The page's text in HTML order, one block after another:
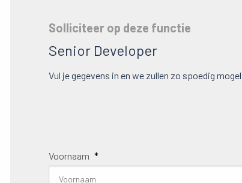
Solliciteer op deze functie
Senior Developer
Vul je gegevens in en we zullen zo spoedig
Voornaam *